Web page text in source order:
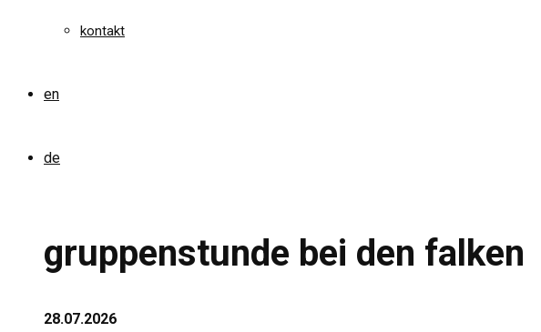
kontakt
en
de
gruppenstunde bei den falken
28.07.2026